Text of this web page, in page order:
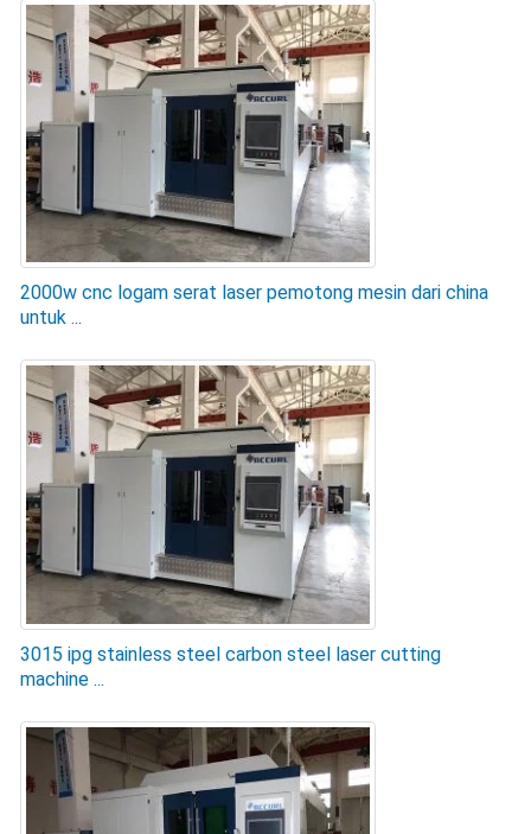
2000w cnc logam serat laser pemotong mesin dari china
untuk ...
3015 ipg stainless steel carbon steel laser cutting
machine ...